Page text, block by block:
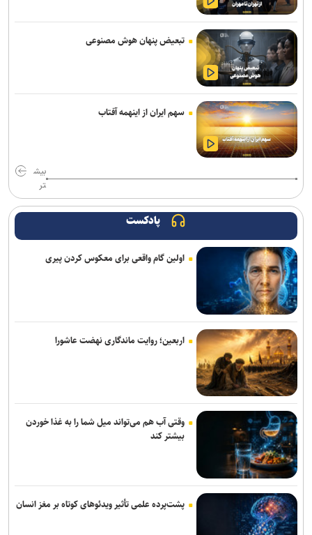
تبعیض پنهان هوش مصنوعی
سهم ایران از اینهمه آفتاب
بیش
تر
پادکست
اولین گام واقعی برای معکوس کردن پیری
اربعین؛ روایت ماندگاری نهضت عاشورا
وقتی آب هم می‌تواند میل شما را به غذا خوردن
بیشتر کند
پشت‌پرده علمی تأثیر ویدئو‌های کوتاه بر مغز انسان